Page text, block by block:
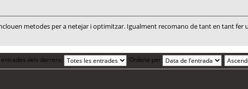
metodes per a netejar i optimitzar. Igualment recomano de tant en tant fer
dels darrers: Ordena per